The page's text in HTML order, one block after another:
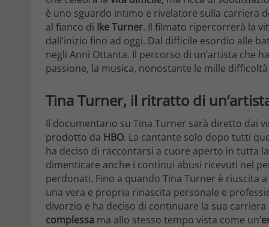
è uno sguardo intimo e rivelatore sulla carriera
al fianco di Ike Turner. Il filmato ripercorrerà la
dall’inizio fino ad oggi. Dal difficile esordio alle
negli Anni Ottanta. Il percorso di un’artista che
passione, la musica, nonostante le mille
Tina Turner, il ritratto di
Il documentario su Tina Turner sarà diretto dai
prodotto da HBO. La cantante solo dopo tutti
ha deciso di raccontarsi a cuore aperto in tutta la
dimenticare anche i continui abusi ricevuti nel
perdonati. Fino a quando Tina Turner è riuscita
una vera e propria rinascita personale e
divorzio e ha deciso di continuare la sua
complessa ma allo stesso tempo vista come un’